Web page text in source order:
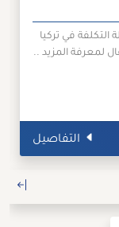
في تركيا
لمعرفة المزيد ..
التفاصيل